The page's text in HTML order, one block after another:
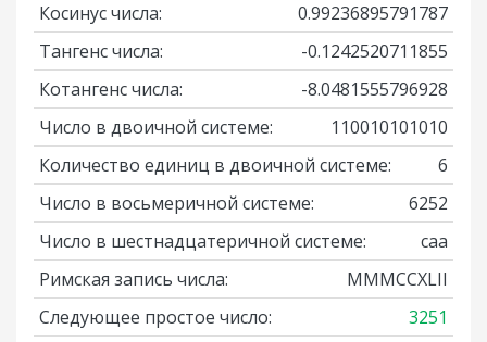
Косинус числа:
0.99236895791787
Тангенс числа:
-0.1242520711855
Котангенс числа:
-8.0481555796928
Число в двоичной системе:
110010101010
Количество единиц в двоичной системе:
6
Число в восьмеричной системе:
6252
Число в шестнадцатеричной системе:
caa
Римская запись числа:
MMMCCXLII
Следующее простое число:
3251